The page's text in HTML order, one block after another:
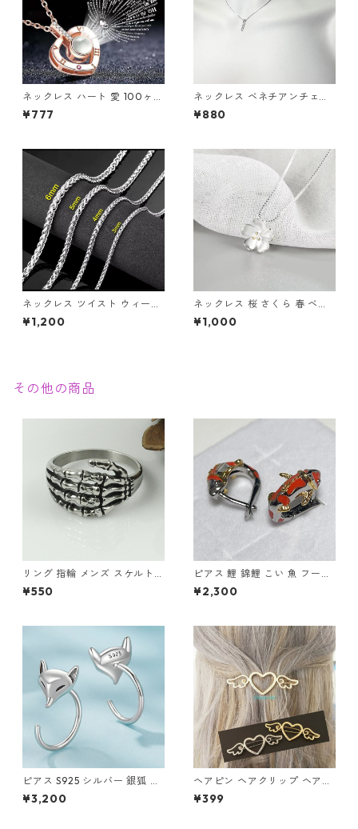
ネックレス ハート 愛 100ヶ国
言語の愛してる ジルコニア シ
ルバー プロジェクター
¥777
ネックレス ベネチアンチェー
ン ミニマル バーペンダント ラ
インストーン
¥880
ネックレス ツイスト ウィート
チェーン ロープ 編み込み シン
プル ステンレス シルバー メン
¥1,200
ネックレス 桜 さくら 春 ベネ
チアンチェーン シルバー サク
ラ チェリーブロッサム お花見
¥1,000
その他の商品
リング 指輪 メンズ スケルトン
ハンド スカルハンド アンティ
ーク シルバー アクセサリー
¥550
ピアス 鯉 錦鯉 こい 魚 フープ
ピアス シルバー カラフル アク
セサリー
¥2,300
ピアス S925 シルバー 銀狐 狐
キツネ フックピアス Silver ア
クセサリー
¥3,200
ヘアピン ヘアクリップ ヘアア
クセサリー オープンハート 天
使の羽根 ハート フレームピン
¥399